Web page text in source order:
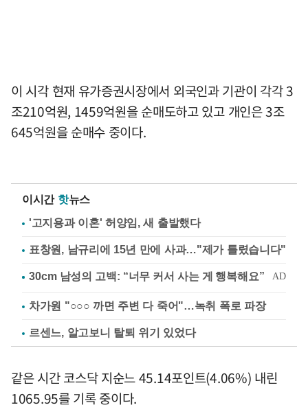
이 시각 현재 유가증권시장에서 외국인과 기관이 각각 3
조210억원, 1459억원을 순매도하고 있고 개인은 3조
645억원을 순매수 중이다.
이시간 핫뉴스
'고지용과 이혼' 허양임, 새 출발했다
표창원, 남규리에 15년 만에 사과…"제가 틀렸습니다"
차가원 "○○○ 까면 주변 다 죽어"…녹취 폭로 파장
르센느, 알고보니 탈퇴 위기 있었다
같은 시간 코스닥 지순느 45.14포인트(4.06%) 내린
1065.95를 기록 중이다.